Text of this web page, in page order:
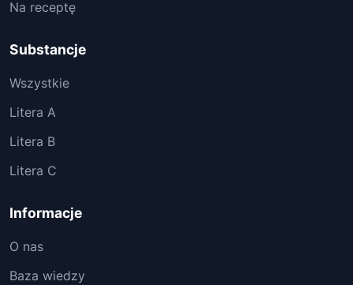
Na receptę
Substancje
Wszystkie
Litera A
Litera B
Litera C
Informacje
O nas
Baza wiedzy